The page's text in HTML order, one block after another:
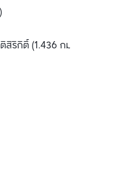
ริกิติ์ (1.436 กม.)